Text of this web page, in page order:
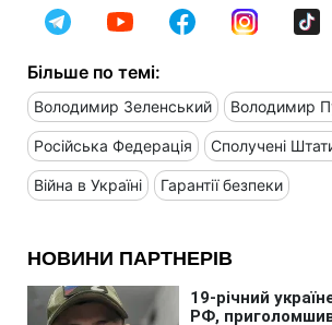
Більше по темі:
Володимир Зеленський Володимир
Російська Федерація Сполучені
Війна в Україні Гарантії безпеки